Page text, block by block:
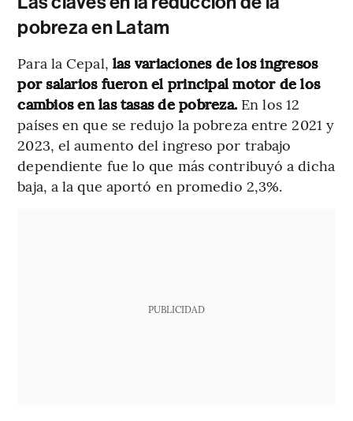
pobreza en Latam
Para la Cepal, las variaciones de los ingresos
por salarios fueron el principal motor de los
cambios en las tasas de pobreza. En los 12
países en que se redujo la pobreza entre 2021 y
2023, el aumento del ingreso por trabajo
dependiente fue lo que más contribuyó a dicha
baja, a la que aportó en promedio 2,3%.
PUBLICIDAD